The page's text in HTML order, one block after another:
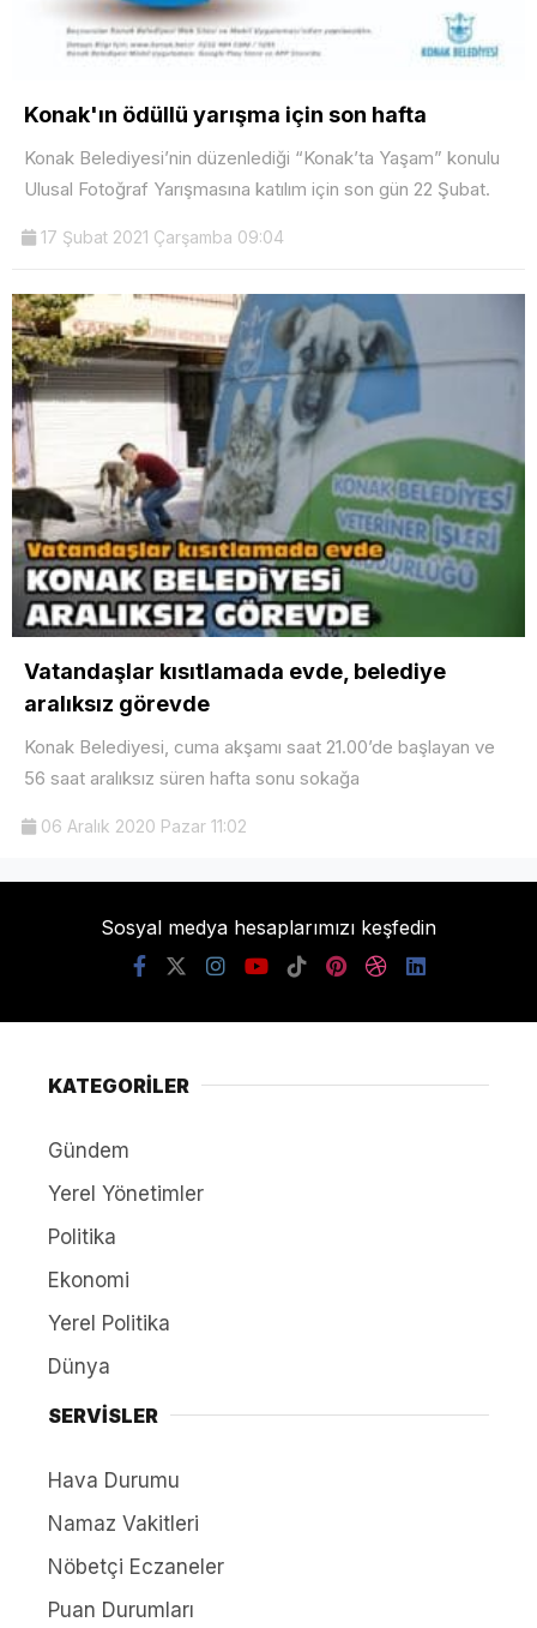
Konak'ın ödüllü yarışma için son hafta
Konak Belediyesi’nin düzenlediği “Konak’ta Yaşam” konulu
Ulusal Fotoğraf Yarışmasına katılım için son gün 22 Şubat.
17 Şubat 2021 Çarşamba 09:04
Vatandaşlar kısıtlamada evde, belediye
aralıksız görevde
Konak Belediyesi, cuma akşamı saat 21.00’de başlayan ve
56 saat aralıksız süren hafta sonu sokağa
06 Aralık 2020 Pazar 11:02
Sosyal medya hesaplarımızı keşfedin
KATEGORİLER
Gündem
Yerel Yönetimler
Politika
Ekonomi
Yerel Politika
Dünya
SERVİSLER
Hava Durumu
Namaz Vakitleri
Nöbetçi Eczaneler
Puan Durumları